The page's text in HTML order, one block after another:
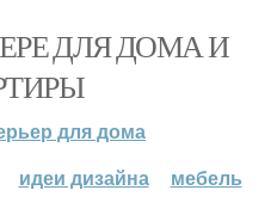
ДЛЯ ДОМА И
для дома
идеи дизайна мебель